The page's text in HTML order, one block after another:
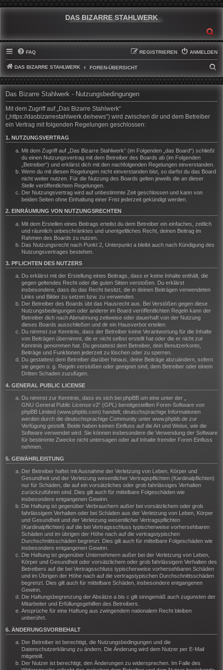
DAS BIZARRE STAHLWERK
FAQ ANMELDEN
REGISTRIEREN
DAS BIZARRE STAHLWERK FOREN-ÜBERSICHT
U
H
Das Bizarre Stahlwerk - Nutzungsbedingungen
Mit dem Zugriff auf „Das Bizarre Stahlwerk“
(„https://dasbizarrestahlwerk.de/news“) wird zwischen dir und dem Betreiber
ein Vertrag mit folgenden Regelungen geschlossen:
1. NUTZUNGSVERTRAG
Mit dem Zugriff auf „Das Bizarre Stahlwerk“ (im Folgenden „das Board“) schließt
du einen Nutzungsvertrag mit dem Betreiber des Boards ab (im Folgenden
„Betreiber“) und erklärst dich mit den nachfolgenden Regelungen einverstanden.
Wenn du mit diesen Regelungen nicht einverstanden bist, so darfst du das Board
nicht weiter nutzen. Für die Nutzung des Boards gelten jeweils die an dieser
Stelle veröffentlichten Regelungen.
Der Nutzungsvertrag wird auf unbestimmte Zeit geschlossen und kann von
beiden Seiten ohne Einhaltung einer Frist jederzeit gekündigt werden.
2. EINRÄUMUNG VON NUTZUNGSRECHTEN
Mit dem Erstellen eines Beitrags erteilst du dem Betreiber ein einfaches, zeitlich
und räumlich unbeschränktes und unentgeltliches Recht, deinen Beitrag im
Rahmen des Boards zu nutzen.
Das Nutzungsrecht nach Punkt 2, Unterpunkt a bleibt auch nach Kündigung des
Nutzungsvertrages bestehen.
3. PFLICHTEN DES NUTZERS
Du erklärst mit der Erstellung eines Beitrags, dass er keine Inhalte enthält, die
gegen geltendes Recht oder die guten Sitten verstoßen. Du erklärst
insbesondere, dass du das Recht besitzt, die in deinen Beiträgen verwendeten
Links und Bilder zu setzen bzw. zu verwenden.
Der Betreiber des Boards übt das Hausrecht aus. Bei Verstößen gegen diese
Nutzungsbedingungen oder anderer im Board veröffentlichten Regeln kann der
Betreiber dich nach Abmahnung zeitweise oder dauerhaft von der Nutzung
dieses Boards ausschließen und dir ein Hausverbot erteilen.
Du nimmst zur Kenntnis, dass der Betreiber keine Verantwortung für die Inhalte
von Beiträgen übernimmt, die er nicht selbst erstellt hat oder die er nicht zur
Kenntnis genommen hat. Du gestattest dem Betreiber, dein Benutzerkonto,
Beiträge und Funktionen jederzeit zu löschen oder zu sperren.
Du gestattest dem Betreiber darüber hinaus, deine Beiträge abzuändern, sofern
sie gegen o. g. Regeln verstoßen oder geeignet sind, dem Betreiber oder einem
Dritten Schaden zuzufügen.
4. GENERAL PUBLIC LICENSE
Du nimmst zur Kenntnis, dass es sich bei phpBB um eine unter der „
GNU General Public License v2“ (GPL) bereitgestellten Foren-Software von
phpBB Limited (www.phpbb.com) handelt; deutschsprachige Informationen
werden durch die deutschsprachige Community unter www.phpbb.de zur
Verfügung gestellt. Beide haben keinen Einfluss auf die Art und Weise, wie die
Software verwendet wird. Sie können insbesondere die Verwendung der Software
für bestimmte Zwecke nicht untersagen oder auf Inhalte fremder Foren Einfluss
nehmen.
5. GEWÄHRLEISTUNG
Der Betreiber haftet mit Ausnahme der Verletzung von Leben, Körper und
Gesundheit und der Verletzung wesentlicher Vertragspflichten (Kardinalpflichten)
nur für Schäden, die auf ein vorsätzliches oder grob fahrlässiges Verhalten
zurückzuführen sind. Dies gilt auch für mittelbare Folgeschäden wie
insbesondere entgangenen Gewinn.
Die Haftung ist gegenüber Verbrauchern außer bei vorsätzlichem oder grob
fahrlässigem Verhalten oder bei Schäden aus der Verletzung von Leben, Körper
und Gesundheit und der Verletzung wesentlicher Vertragspflichten
(Kardinalpflichten) auf die bei Vertragsschluss typischerweise vorhersehbaren
Schäden und im übrigen der Höhe nach auf die vertragstypischen
Durchschnittsschäden begrenzt. Dies gilt auch für mittelbare Folgeschäden wie
insbesondere entgangenen Gewinn.
Die Haftung ist gegenüber Unternehmern außer bei der Verletzung von Leben,
Körper und Gesundheit oder vorsätzlichem oder grob fahrlässigem Verhalten des
Betreibers auf die bei Vertragsschluss typischerweise vorhersehbaren Schäden
und im Übrigen der Höhe nach auf die vertragstypischen Durchschnittsschäden
begrenzt. Dies gilt auch für mittelbare Schäden, insbesondere entgangenen
Gewinn.
Die Haftungsbegrenzung der Absätze a bis c gilt sinngemäß auch zugunsten der
Mitarbeiter und Erfüllungsgehilfen des Betreibers.
Ansprüche für eine Haftung aus zwingendem nationalem Recht bleiben
unberührt.
6. ÄNDERUNGSVORBEHALT
Der Betreiber ist berechtigt, die Nutzungsbedingungen und die
Datenschutzerklärung zu ändern. Die Änderung wird dem Nutzer per E-Mail
mitgeteilt.
Der Nutzer ist berechtigt, den Änderungen zu widersprechen. Im Falle des